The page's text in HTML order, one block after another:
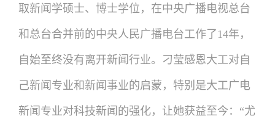
取新闻学硕士、博士学位，在中央广播电视总台
和总台合并前的中央人民广播电台工作了14年，
自始至终没有离开新闻行业。刁莹感恩大工对自
己新闻专业和新闻事业的启蒙，特别是大工广电
新闻专业对科技新闻的强化，让她获益至今：“尤